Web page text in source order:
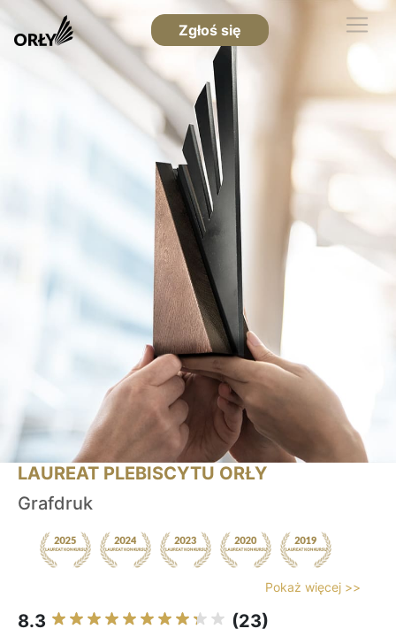
Zgłoś się
LAUREAT PLEBISCYTU ORŁY
Grafdruk
Pokaż więcej >>
8.3 (23)